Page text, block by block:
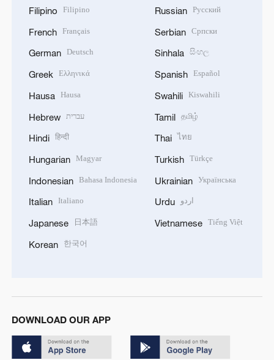
Filipino Filipino
French Français
German Deutsch
Greek Ελληνικά
Hausa Hausa
Hebrew עברית
Hindi हिन्दी
Hungarian Magyar
Indonesian Bahasa Indonesia
Italian Italiano
Japanese 日本語
Korean 한국어
Russian Русский
Serbian Српски
Sinhala සිංහල
Spanish Español
Swahili Kiswahili
Tamil தமிழ்
Thai ไทย
Turkish Türkçe
Ukrainian Українська
Urdu اردو
Vietnamese Tiếng Việt
DOWNLOAD OUR APP